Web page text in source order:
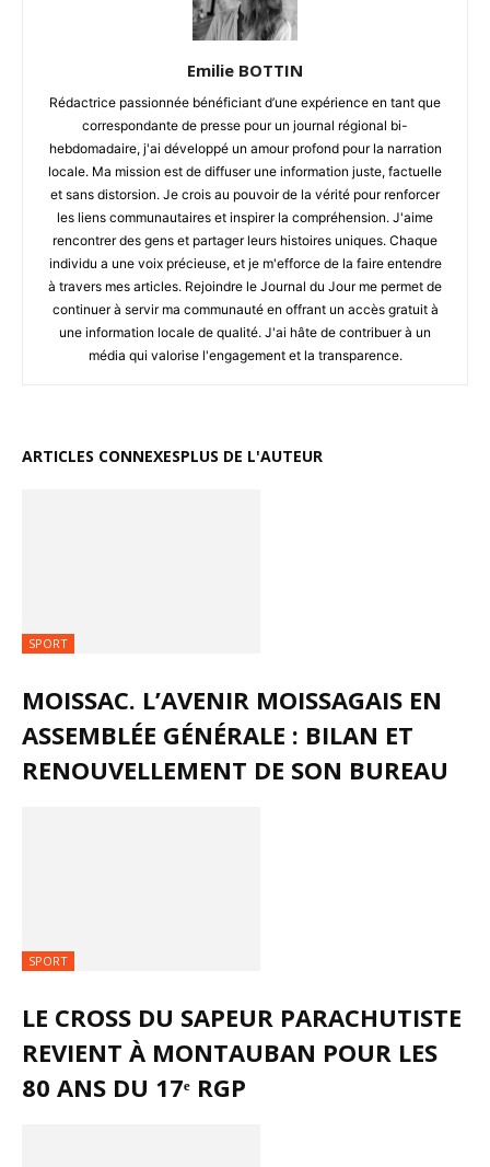
Emilie BOTTIN
Rédactrice passionnée bénéficiant d’une expérience en tant que
correspondante de presse pour un journal régional bi-
hebdomadaire, j'ai développé un amour profond pour la narration
locale. Ma mission est de diffuser une information juste, factuelle
et sans distorsion. Je crois au pouvoir de la vérité pour renforcer
les liens communautaires et inspirer la compréhension. J'aime
rencontrer des gens et partager leurs histoires uniques. Chaque
individu a une voix précieuse, et je m'efforce de la faire entendre
à travers mes articles. Rejoindre le Journal du Jour me permet de
continuer à servir ma communauté en offrant un accès gratuit à
une information locale de qualité. J'ai hâte de contribuer à un
média qui valorise l'engagement et la transparence.
ARTICLES CONNEXESPLUS DE L'AUTEUR
SPORT
MOISSAC. L’AVENIR MOISSAGAIS EN
ASSEMBLÉE GÉNÉRALE : BILAN ET
RENOUVELLEMENT DE SON BUREAU
SPORT
LE CROSS DU SAPEUR PARACHUTISTE
REVIENT À MONTAUBAN POUR LES
80 ANS DU 17ᵉ RGP